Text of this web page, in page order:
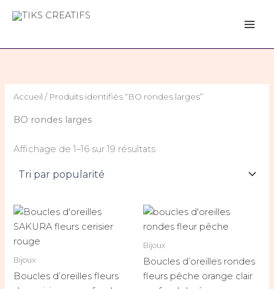
Accueil / Produits identifiés “BO rondes larges”
BO rondes larges
Affichage de 1–16 sur 19 résultats
Bijoux
Boucles d’oreilles fleurs
Bijoux
Boucles d’oreilles rondes
fleurs pêche orange clair